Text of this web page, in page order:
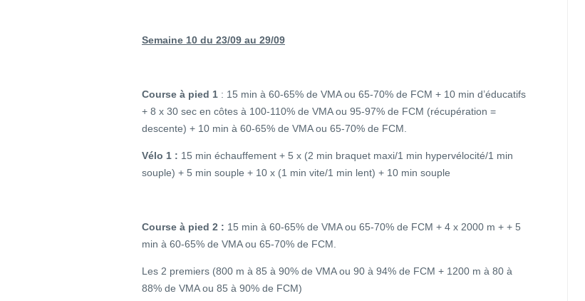
Semaine 10 du 23/09 au 29/09
Course à pied 1 : 15 min à 60-65% de VMA ou 65-70% de FCM + 10 min d’éducatifs
+ 8 x 30 sec en côtes à 100-110% de VMA ou 95-97% de FCM (récupération =
descente) + 10 min à 60-65% de VMA ou 65-70% de FCM.
Vélo 1 : 15 min échauffement + 5 x (2 min braquet maxi/1 min hypervélocité/1 min
souple) + 5 min souple + 10 x (1 min vite/1 min lent) + 10 min souple
Course à pied 2 : 15 min à 60-65% de VMA ou 65-70% de FCM + 4 x 2000 m + + 5
min à 60-65% de VMA ou 65-70% de FCM.
Les 2 premiers (800 m à 85 à 90% de VMA ou 90 à 94% de FCM + 1200 m à 80 à
88% de VMA ou 85 à 90% de FCM)